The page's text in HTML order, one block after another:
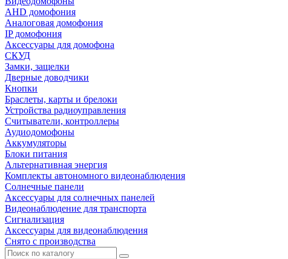
AHD домофония
Аналоговая домофония
IP домофония
Аксессуары для домофона
СКУД
Замки, защелки
Дверные доводчики
Кнопки
Браслеты, карты и брелоки
Устройства радиоуправления
Считыватели, контроллеры
Аудиодомофоны
Аккумуляторы
Блоки питания
Альтернативная энергия
Комплекты автономного видеонаблюдения
Солнечные панели
Аксессуары для солнечных панелей
Видеонаблюдение для транспорта
Сигнализация
Аксессуары для видеонаблюдения
Снято с производства